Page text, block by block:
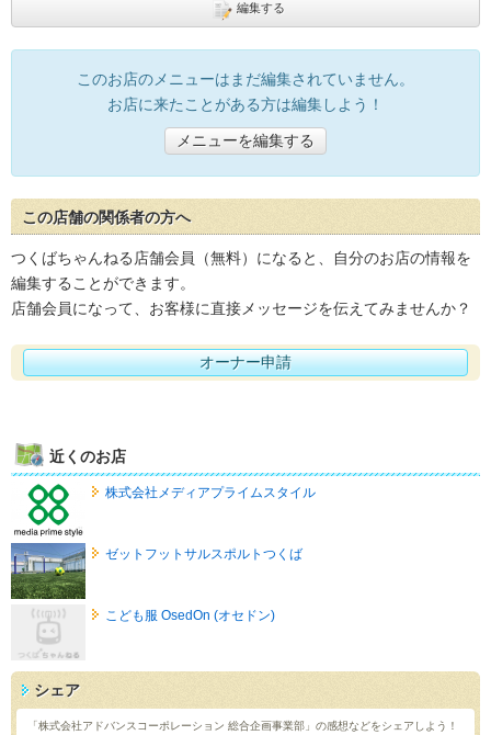
編集する
このお店のメニューはまだ編集されていません。
お店に来たことがある方は編集しよう！
メニューを編集する
この店舗の関係者の方へ
つくばちゃんねる店舗会員（無料）になると、自分のお店の情報を
編集することができます。
店舗会員になって、お客様に直接メッセージを伝えてみませんか？
オーナー申請
近くのお店
株式会社メディアプライムスタイル
ゼットフットサルスポルトつくば
こども服 OsedOn (オセドン)
シェア
「株式会社アドバンスコーポレーション 総合企画事業部」の感想などをシェアしよう！